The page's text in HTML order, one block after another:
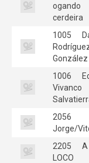
ogando
cerdeira
1005
González
1006
Vivanco
2056
Jorge/
2205
A
LOCO